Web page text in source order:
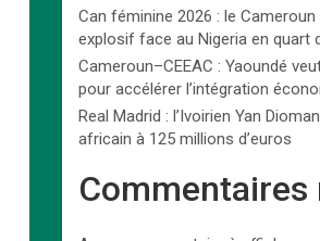
Can féminine 2026 : le
explosif face au Nigeria en quart
Cameroun–CEEAC : Yaoundé
pour accélérer l’intégration
Real Madrid : l’Ivoirien Yan
africain à 125 millions d’euros
Commentaires